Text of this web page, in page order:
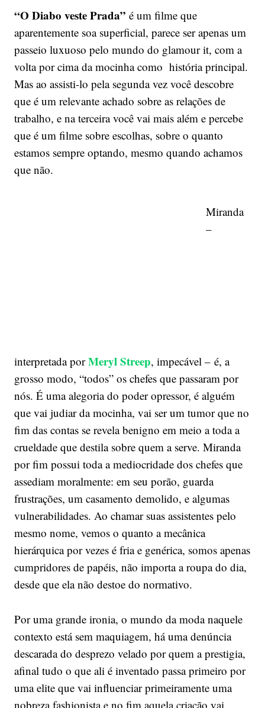
“O Diabo veste Prada” é um filme que
aparentemente soa superficial, parece ser apenas um
passeio luxuoso pelo mundo do glamour it, com a
volta por cima da mocinha como história principal.
Mas ao assisti-lo pela segunda vez você descobre
que é um relevante achado sobre as relações de
trabalho, e na terceira você vai mais além e percebe
que é um filme sobre escolhas, sobre o quanto
estamos sempre optando, mesmo quando achamos
que não.
Miranda
–
interpretada por Meryl Streep, impecável – é, a
grosso modo, “todos” os chefes que passaram por
nós. É uma alegoria do poder opressor, é alguém
que vai judiar da mocinha, vai ser um tumor que no
fim das contas se revela benigno em meio a toda a
crueldade que destila sobre quem a serve. Miranda
por fim possui toda a mediocridade dos chefes que
assediam moralmente: em seu porão, guarda
frustrações, um casamento demolido, e algumas
vulnerabilidades. Ao chamar suas assistentes pelo
mesmo nome, vemos o quanto a mecânica
hierárquica por vezes é fria e genérica, somos apenas
cumpridores de papéis, não importa a roupa do dia,
desde que ela não destoe do normativo.
Por uma grande ironia, o mundo da moda naquele
contexto está sem maquiagem, há uma denúncia
descarada do desprezo velado por quem a prestigia,
afinal tudo o que ali é inventado passa primeiro por
uma elite que vai influenciar primeiramente uma
nobreza fashionista e no fim aquela criação vai